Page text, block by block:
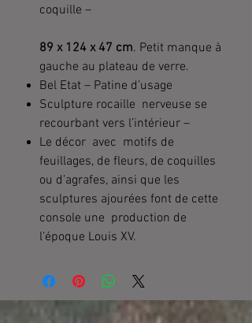
coquille –
89 x 124 x 47 cm. Petit manque à
gauche au plateau de verre.
Bel Etat – Patine d’usage
Sculpture rocaille nerveuse se
recourbant vers l’intérieur –
Le décor avec motifs de
feuillages, de fleurs, de coquilles
ou d’agrafes, ainsi que les
sculptures ajourées font de cette
console une production de
l’époque Louis XV.